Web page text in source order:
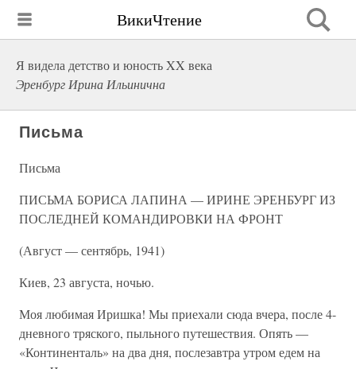
ВикиЧтение
Я видела детство и юность XX века
Эренбург Ирина Ильинична
Письма
Письма
ПИСЬМА БОРИСА ЛАПИНА — ИРИНЕ ЭРЕНБУРГ ИЗ
ПОСЛЕДНЕЙ КОМАНДИРОВКИ НА ФРОНТ
(Август — сентябрь, 1941)
Киев, 23 августа, ночью.
Моя любимая Иришка! Мы приехали сюда вчера, после 4-
дневного тряского, пыльного путешествия. Опять —
«Континенталь» на два дня, послезавтра утром едем на